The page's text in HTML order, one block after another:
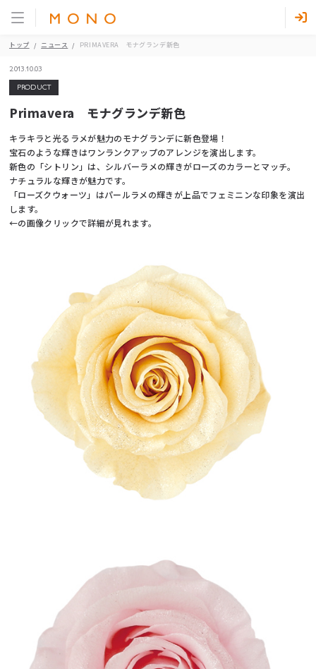
トップ ニュース PRIMAVERA モナグランデ新色
2013.10.03
PRODUCT
Primavera モナグランデ新色
キラキラと光るラメが魅力のモナグランデに新色登場！
宝石のような輝きはワンランクアップのアレンジを演出します。
新色の「シトリン」は、シルバーラメの輝きがローズのカラーとマッチ。
ナチュラルな輝きが魅力です。
「ローズクウォーツ」はパールラメの輝きが上品でフェミニンな印象を演出
します。
←の画像クリックで詳細が見れます。